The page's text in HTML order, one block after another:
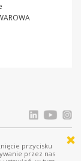
zastrzeżone
przycisku
przez nas